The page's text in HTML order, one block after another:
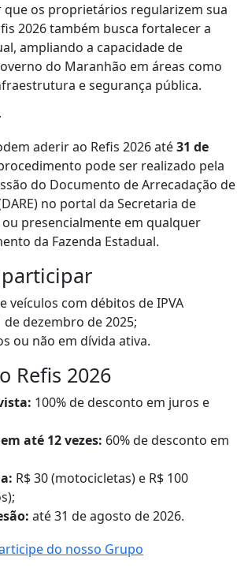
que os proprietários regularizem sua
2026 também busca fortalecer a
ampliando a capacidade de
do Maranhão em áreas como
e segurança pública.
aderir ao Refis 2026 até31 de
pode ser realizado pela
do Documento de Arrecadação de
no portal da Secretaria de
ou presencialmente em qualquer
da Fazenda Estadual.
veículos com débitos de IPVA
dezembro de 2025;
ou não em dívida ativa.
Refis 2026
100% de desconto em juros e
até 12 vezes: 60% de desconto em
R$ 30 (motocicletas) e R$ 100
até 31 de agosto de 2026.